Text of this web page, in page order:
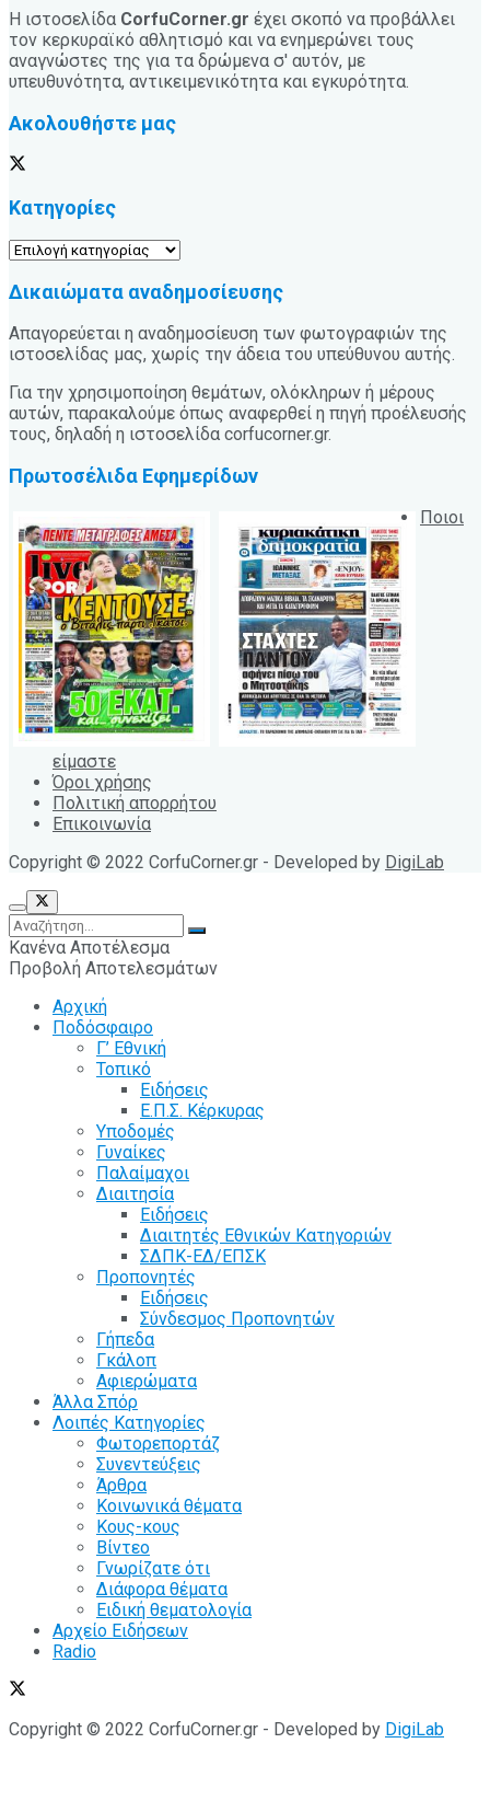
Η ιστοσελίδα CorfuCorner.gr έχει σκοπό να προβάλλει
τον κερκυραϊκό αθλητισμό και να ενημερώνει τους
αναγνώστες της για τα δρώμενα σ' αυτόν, με
υπευθυνότητα, αντικειμενικότητα και εγκυρότητα.
Ακολουθήστε μας
Κατηγορίες
Κατηγορίες
Δικαιώματα αναδημοσίευσης
Απαγορεύεται η αναδημοσίευση των φωτογραφιών της
ιστοσελίδας μας, χωρίς την άδεια του υπεύθυνου αυτής.
Για την χρησιμοποίηση θεμάτων, ολόκληρων ή μέρους
αυτών, παρακαλούμε όπως αναφερθεί η πηγή προέλευσής
τους, δηλαδή η ιστοσελίδα corfucorner.gr.
Πρωτοσέλιδα Εφημερίδων
Ποιοι
είμαστε
Όροι χρήσης
Πολιτική απορρήτου
Επικοινωνία
Copyright © 2022 CorfuCorner.gr - Developed by DigiLab
Κανένα Αποτέλεσμα
Προβολή Αποτελεσμάτων
Αρχική
Ποδόσφαιρο
Γ’ Εθνική
Τοπικό
Ειδήσεις
Ε.Π.Σ. Κέρκυρας
Υποδομές
Γυναίκες
Παλαίμαχοι
Διαιτησία
Ειδήσεις
Διαιτητές Εθνικών Κατηγοριών
ΣΔΠΚ-ΕΔ/ΕΠΣΚ
Προπονητές
Ειδήσεις
Σύνδεσμος Προπονητών
Γήπεδα
Γκάλοπ
Αφιερώματα
Άλλα Σπόρ
Λοιπές Κατηγορίες
Φωτορεπορτάζ
Συνεντεύξεις
Άρθρα
Κοινωνικά θέματα
Κους-κους
Βίντεο
Γνωρίζατε ότι
Διάφορα θέματα
Ειδική θεματολογία
Αρχείο Ειδήσεων
Radio
Copyright © 2022 CorfuCorner.gr - Developed by DigiLab